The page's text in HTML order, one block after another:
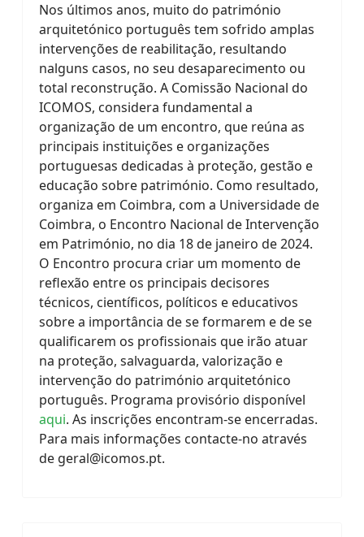
Nos últimos anos, muito do património
arquitetónico português tem sofrido amplas
intervenções de reabilitação, resultando
nalguns casos, no seu desaparecimento ou
total reconstrução. A Comissão Nacional do
ICOMOS, considera fundamental a
organização de um encontro, que reúna as
principais instituições e organizações
portuguesas dedicadas à proteção, gestão e
educação sobre património. Como resultado,
organiza em Coimbra, com a Universidade de
Coimbra, o Encontro Nacional de Intervenção
em Património, no dia 18 de janeiro de 2024.
O Encontro procura criar um momento de
reflexão entre os principais decisores
técnicos, científicos, políticos e educativos
sobre a importância de se formarem e de se
qualificarem os profissionais que irão atuar
na proteção, salvaguarda, valorização e
intervenção do património arquitetónico
português. Programa provisório disponível
aqui. As inscrições encontram-se encerradas.
Para mais informações contacte-no através
de geral@icomos.pt.